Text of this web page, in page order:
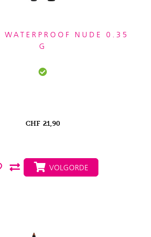
WATERPROOF NUDE 0.35
G
CHF 21,90
VOLGORDE